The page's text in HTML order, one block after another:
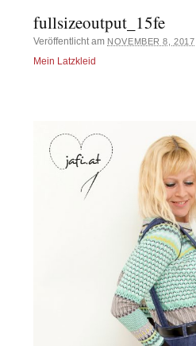
fullsizeoutput_15fe
Veröffentlicht am NOVEMBER 8, 2017
Mein Latzkleid